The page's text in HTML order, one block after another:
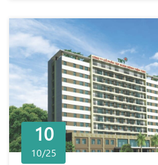
10
10/25